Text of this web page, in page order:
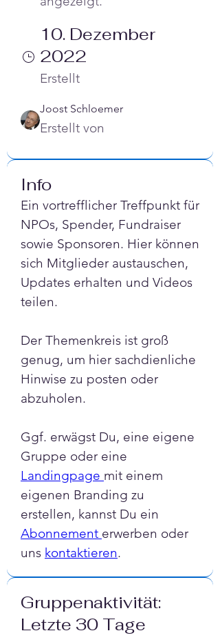
10. Dezember
2022
Erstellt
Joost Schloemer
Erstellt von
Info
Ein vortrefflicher Treffpunkt für
NPOs, Spender, Fundraiser
sowie Sponsoren. Hier können
sich Mitglieder austauschen,
Updates erhalten und Videos
teilen.
Der Themenkreis ist groß
genug, um hier sachdienliche
Hinwise zu posten oder
abzuholen.
Ggf. erwägst Du, eine eigene
Landingpage mit einem
eigenen Branding zu
Abonnement erwerben oder
uns kontaktieren.
Gruppenaktivität:
Letzte 30 Tage